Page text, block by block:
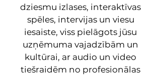
dziesmu izlases, interaktīvas
spēles, intervijas un viesu
iesaiste, viss pielāgots jūsu
uzņēmuma vajadzībām un
kultūrai, ar audio un video
tiešraidēm no profesionālas